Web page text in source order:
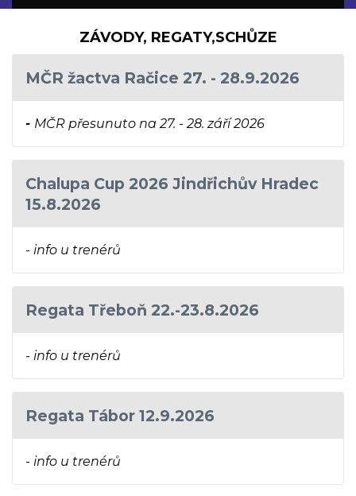
ZÁVODY, REGATY,SCHŮZE
MČR žactva Račice 27. - 28.9.2026
- MČR přesunuto na 27. - 28. září 2026
Chalupa Cup 2026 Jindřichův Hradec
15.8.2026
- info u trenérů
Regata Třeboň 22.-23.8.2026
- info u trenérů
Regata Tábor 12.9.2026
- info u trenérů